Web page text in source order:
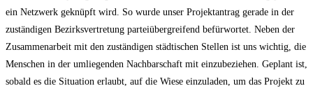
ein Netzwerk geknüpft wird. So wurde unser Projektantrag gerade in der
zuständigen Bezirksvertretung parteiübergreifend befürwortet. Neben der
Zusammenarbeit mit den zuständigen städtischen Stellen ist uns wichtig, die
Menschen in der umliegenden Nachbarschaft mit einzubeziehen. Geplant ist,
sobald es die Situation erlaubt, auf die Wiese einzuladen, um das Projekt zu